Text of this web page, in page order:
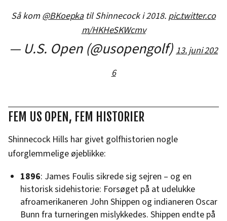
Så kom@BKoepkatil Shinnecock i 2018. pic.twitter.co
m/HKHeSKWcmv
— U.S. Open (@usopengolf)13. juni 202
6
FEM US OPEN, FEM HISTORIER
Shinnecock Hills har givet golfhistorien nogle
uforglemmelige øjeblikke:
1896: James Foulis sikrede sig sejren – og en
historisk sidehistorie: Forsøget på at udelukke
afroamerikaneren John Shippen og indianeren Oscar
Bunn fra turneringen mislykkedes. Shippen endte på